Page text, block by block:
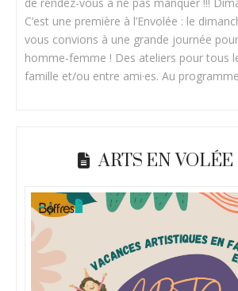
C’est une première à l’Envolée : le
vous convions à une grande journée
homme-femme ! Des ateliers pour tous
famille et/ou entre ami·es. Au
ARTS EN